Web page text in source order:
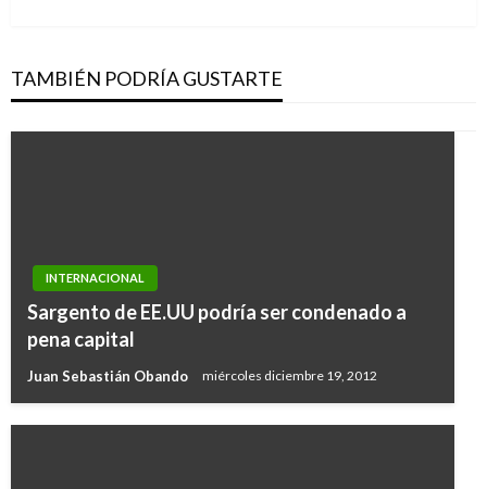
TAMBIÉN PODRÍA GUSTARTE
INTERNACIONAL
Sargento de EE.UU podría ser condenado a
pena capital
Juan Sebastián Obando miércoles diciembre 19, 2012